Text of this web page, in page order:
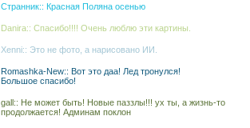
Странник:: Красная Поляна осенью
Danira:: Спасибо!!!! Очень люблю эти картины.
Xenni:: Это не фото, а нарисовано ИИ.
Romashka-New:: Вот это даа! Лед тронулся!
Большое спасибо!
gall:: Не может быть! Новые паззлы!!! ух ты, а жизнь-то
продолжается! Админам поклон